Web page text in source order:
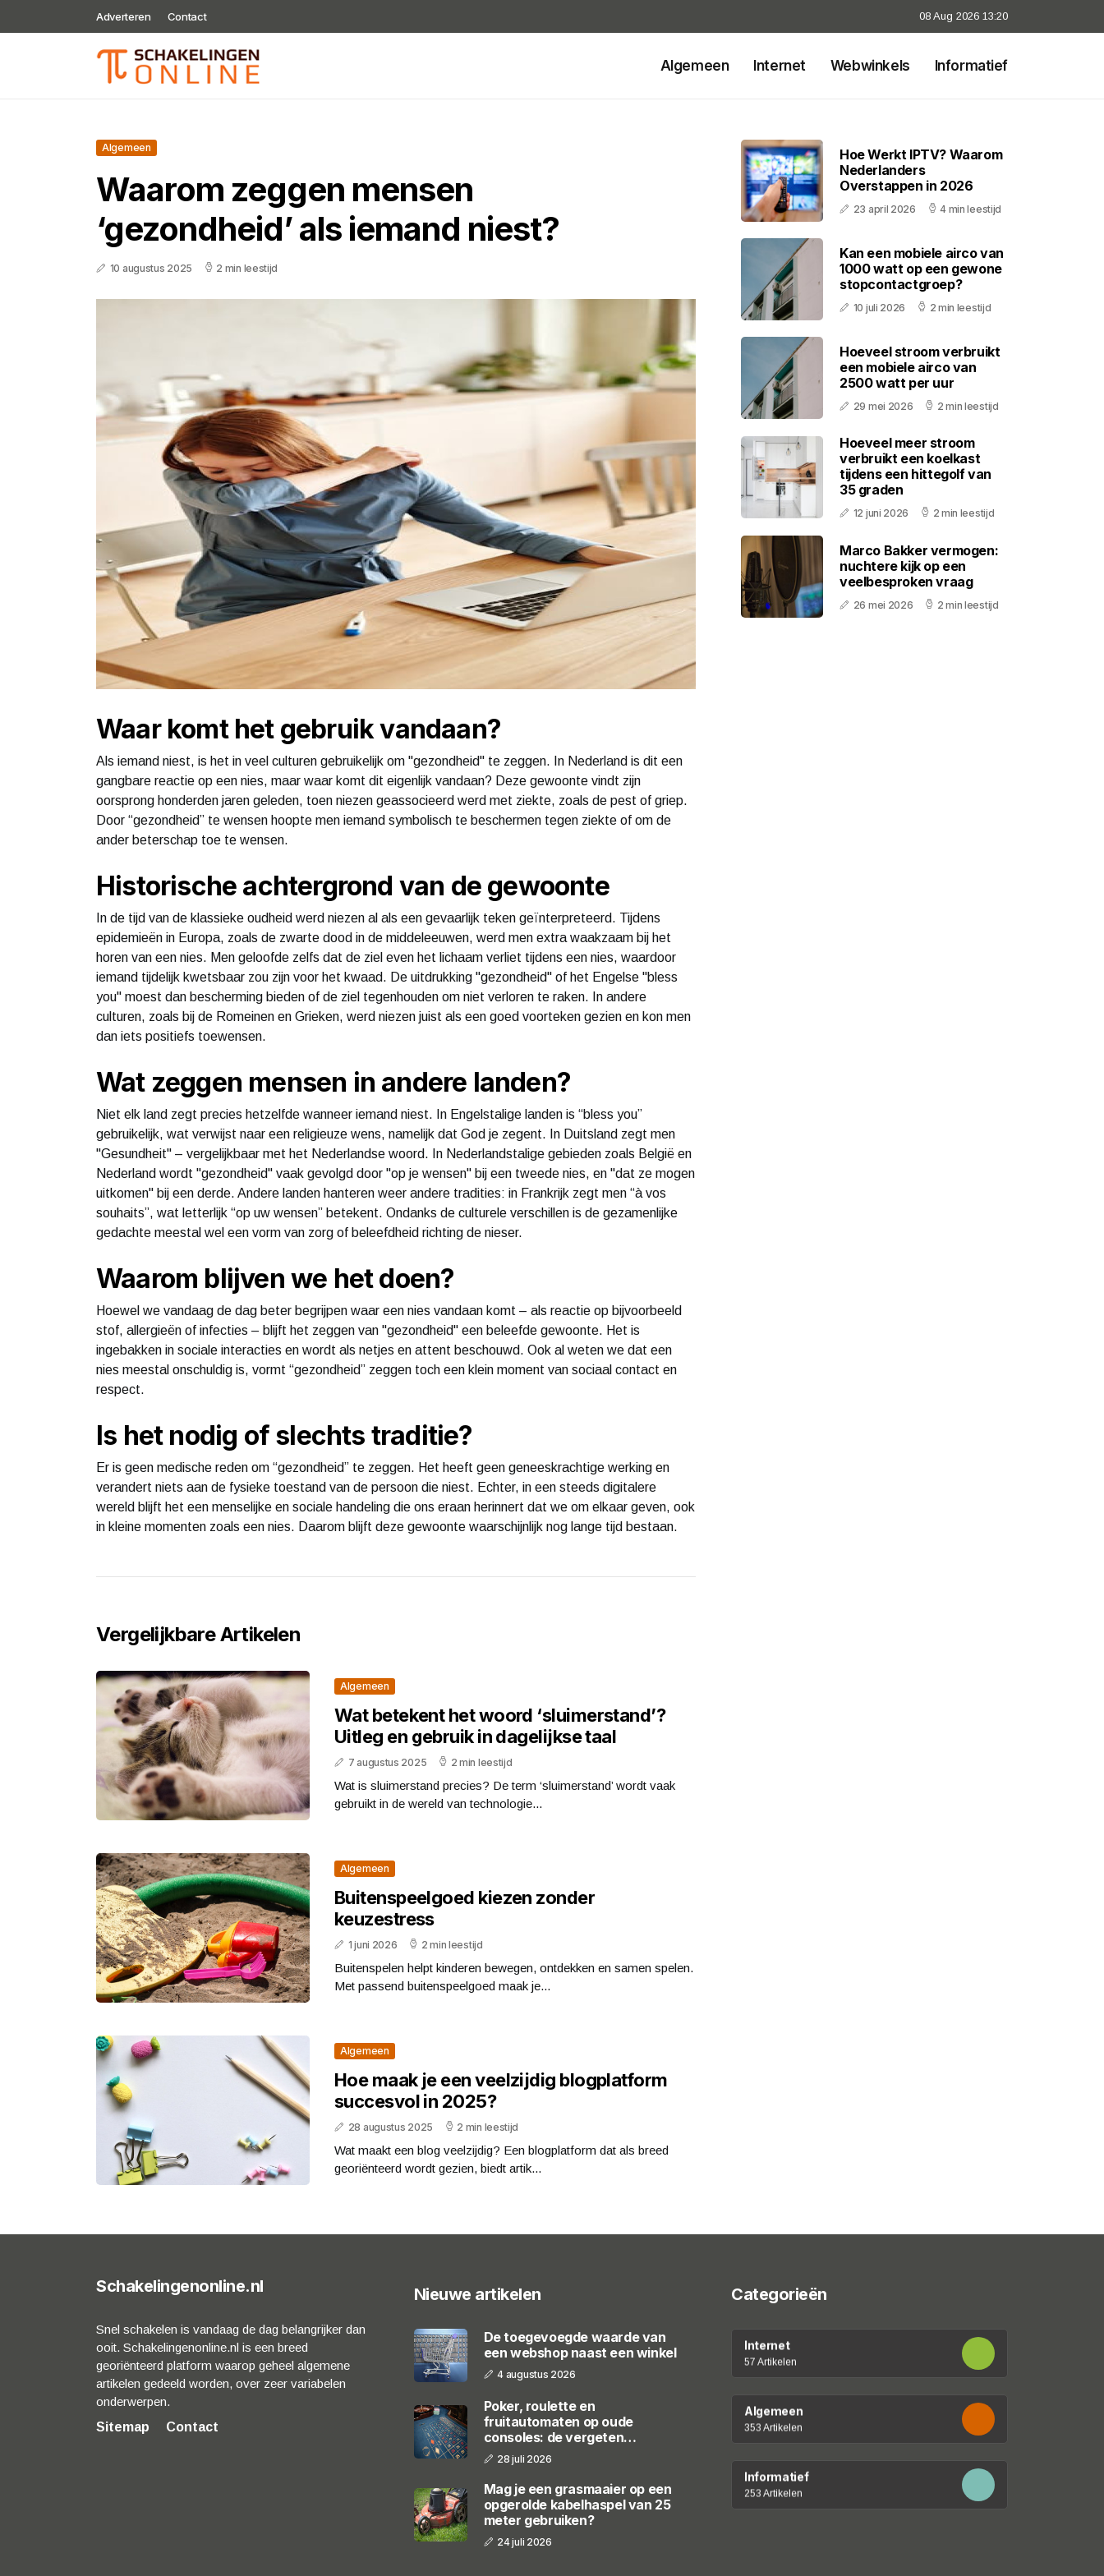
Adverteren Contact 08 Aug 2026 13:20
Algemeen Internet Webwinkels Informatief
Algemeen
Waarom zeggen mensen
‘gezondheid’ als iemand niest?
10 augustus 2025 2 min leestijd
Waar komt het gebruik vandaan?
Als iemand niest, is het in veel culturen gebruikelijk om "gezondheid" te zeggen. In Nederland is dit een
gangbare reactie op een nies, maar waar komt dit eigenlijk vandaan? Deze gewoonte vindt zijn
oorsprong honderden jaren geleden, toen niezen geassocieerd werd met ziekte, zoals de pest of griep.
Door “gezondheid” te wensen hoopte men iemand symbolisch te beschermen tegen ziekte of om de
ander beterschap toe te wensen.
Historische achtergrond van de gewoonte
In de tijd van de klassieke oudheid werd niezen al als een gevaarlijk teken geïnterpreteerd. Tijdens
epidemieën in Europa, zoals de zwarte dood in de middeleeuwen, werd men extra waakzaam bij het
horen van een nies. Men geloofde zelfs dat de ziel even het lichaam verliet tijdens een nies, waardoor
iemand tijdelijk kwetsbaar zou zijn voor het kwaad. De uitdrukking "gezondheid" of het Engelse "bless
you" moest dan bescherming bieden of de ziel tegenhouden om niet verloren te raken. In andere
culturen, zoals bij de Romeinen en Grieken, werd niezen juist als een goed voorteken gezien en kon men
dan iets positiefs toewensen.
Wat zeggen mensen in andere landen?
Niet elk land zegt precies hetzelfde wanneer iemand niest. In Engelstalige landen is “bless you”
gebruikelijk, wat verwijst naar een religieuze wens, namelijk dat God je zegent. In Duitsland zegt men
"Gesundheit" – vergelijkbaar met het Nederlandse woord. In Nederlandstalige gebieden zoals België en
Nederland wordt "gezondheid" vaak gevolgd door "op je wensen" bij een tweede nies, en "dat ze mogen
uitkomen" bij een derde. Andere landen hanteren weer andere tradities: in Frankrijk zegt men “à vos
souhaits”, wat letterlijk “op uw wensen” betekent. Ondanks de culturele verschillen is de gezamenlijke
gedachte meestal wel een vorm van zorg of beleefdheid richting de nieser.
Waarom blijven we het doen?
Hoewel we vandaag de dag beter begrijpen waar een nies vandaan komt – als reactie op bijvoorbeeld
stof, allergieën of infecties – blijft het zeggen van "gezondheid" een beleefde gewoonte. Het is
ingebakken in sociale interacties en wordt als netjes en attent beschouwd. Ook al weten we dat een
nies meestal onschuldig is, vormt “gezondheid” zeggen toch een klein moment van sociaal contact en
respect.
Is het nodig of slechts traditie?
Er is geen medische reden om “gezondheid” te zeggen. Het heeft geen geneeskrachtige werking en
verandert niets aan de fysieke toestand van de persoon die niest. Echter, in een steeds digitalere
wereld blijft het een menselijke en sociale handeling die ons eraan herinnert dat we om elkaar geven, ook
in kleine momenten zoals een nies. Daarom blijft deze gewoonte waarschijnlijk nog lange tijd bestaan.
Vergelijkbare Artikelen
Algemeen
Wat betekent het woord ‘sluimerstand’?
Uitleg en gebruik in dagelijkse taal
7 augustus 2025 2 min leestijd
Wat is sluimerstand precies? De term ‘sluimerstand’ wordt vaak
gebruikt in de wereld van technologie...
Algemeen
Buitenspeelgoed kiezen zonder
keuzestress
1 juni 2026 2 min leestijd
Buitenspelen helpt kinderen bewegen, ontdekken en samen spelen.
Met passend buitenspeelgoed maak je...
Algemeen
Hoe maak je een veelzijdig blogplatform
succesvol in 2025?
28 augustus 2025 2 min leestijd
Wat maakt een blog veelzijdig? Een blogplatform dat als breed
georiënteerd wordt gezien, biedt artik...
Hoe Werkt IPTV? Waarom
Nederlanders
Overstappen in 2026
23 april 2026 4 min leestijd
Kan een mobiele airco van
1000 watt op een gewone
stopcontactgroep?
10 juli 2026 2 min leestijd
Hoeveel stroom verbruikt
een mobiele airco van
2500 watt per uur
29 mei 2026 2 min leestijd
Hoeveel meer stroom
verbruikt een koelkast
tijdens een hittegolf van
35 graden
12 juni 2026 2 min leestijd
Marco Bakker vermogen:
nuchtere kijk op een
veelbesproken vraag
26 mei 2026 2 min leestijd
Schakelingenonline.nl
Snel schakelen is vandaag de dag belangrijker dan
ooit. Schakelingenonline.nl is een breed
georiënteerd platform waarop geheel algemene
artikelen gedeeld worden, over zeer variabelen
onderwerpen.
Sitemap
Contact
Nieuwe artikelen
De toegevoegde waarde van
een webshop naast een winkel
4 augustus 2026
Poker, roulette en
fruitautomaten op oude
consoles: de vergeten
casinogames
28 juli 2026
Mag je een grasmaaier op een
opgerolde kabelhaspel van 25
meter gebruiken?
24 juli 2026
Categorieën
Internet
57 Artikelen
Algemeen
353 Artikelen
Informatief
253 Artikelen